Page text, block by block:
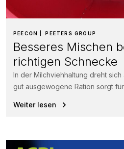
PEECON PEETERS GROUP
Besseres Mischen
richtigen Schnecke
In der Milchviehhaltung dreht sich
gut ausgewogene Ration sorgt
Weiter lesen